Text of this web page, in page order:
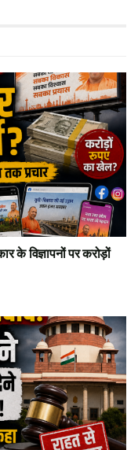
के विज्ञापनों पर करोड़ों